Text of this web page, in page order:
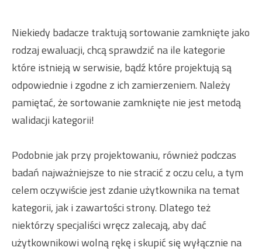
Niekiedy badacze traktują sortowanie zamknięte jako
rodzaj ewaluacji, chcą sprawdzić na ile kategorie
które istnieją w serwisie, bądź które projektują są
odpowiednie i zgodne z ich zamierzeniem. Należy
pamiętać, że sortowanie zamknięte nie jest metodą
walidacji kategorii!
Podobnie jak przy projektowaniu, również podczas
badań najważniejsze to nie stracić z oczu celu, a tym
celem oczywiście jest zdanie użytkownika na temat
kategorii, jak i zawartości strony. Dlatego też
niektórzy specjaliści wręcz zalecają, aby dać
użytkownikowi wolną rękę i skupić się wyłącznie na